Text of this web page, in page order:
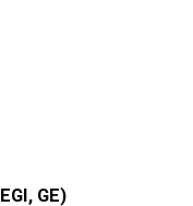
GE)